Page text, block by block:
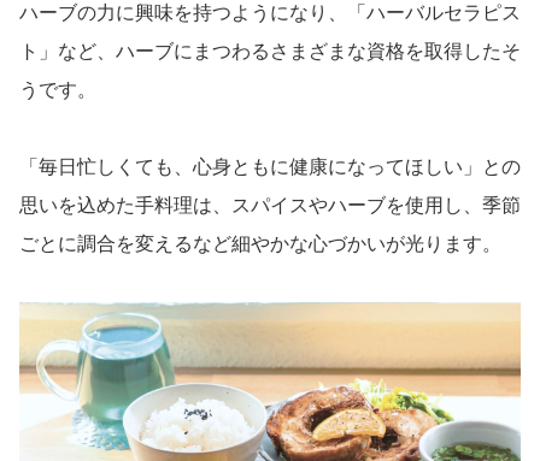
ハーブの力に興味を持つようになり、「ハーバルセラピス
ト」など、ハーブにまつわるさまざまな資格を取得したそ
うです。
「毎日忙しくても、心身ともに健康になってほしい」との
思いを込めた手料理は、スパイスやハーブを使用し、季節
ごとに調合を変えるなど細やかな心づかいが光ります。